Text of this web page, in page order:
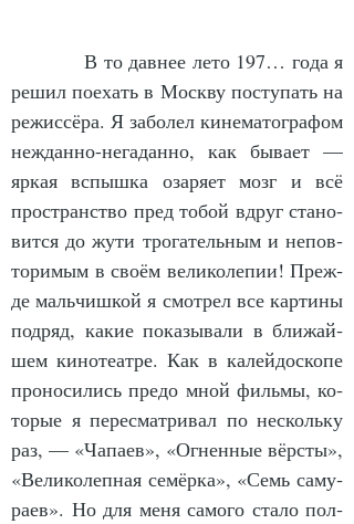
ре­шил по­ехать в Моск­ву по­сту­пать на
ре­жис­сёра. Я за­бо­лел ки­не­ма­то­гра­фом
не­ждан­но-не­га­дан­но, как бы­ва­ет —
яр­кая вспыш­ка оза­ря­ет мозг и всё
прост­ранст­во пред то­бой вдруг ста­но­
вит­ся до жу­ти тро­га­тель­ным и не­пов­
то­ри­мым в сво­ём ве­ли­ко­ле­пии! Преж­
де маль­чиш­кой я смот­рел все кар­ти­ны
под­ряд, ка­кие по­ка­зы­ва­ли в бли­жай­
шем ки­но­те­ат­ре. Как в ка­лей­до­ско­пе
про­но­си­лись пре­до мной филь­мы, ко­
то­рые я пе­ре­смат­ри­вал по не­сколь­ку
раз, — «Ча­па­ев», «Ог­нен­ные вёр­сты»,
«Ве­ли­ко­леп­ная се­мёр­ка», «Семь са­му­
ра­ев». Но для ме­ня са­мо­го ста­ло пол­